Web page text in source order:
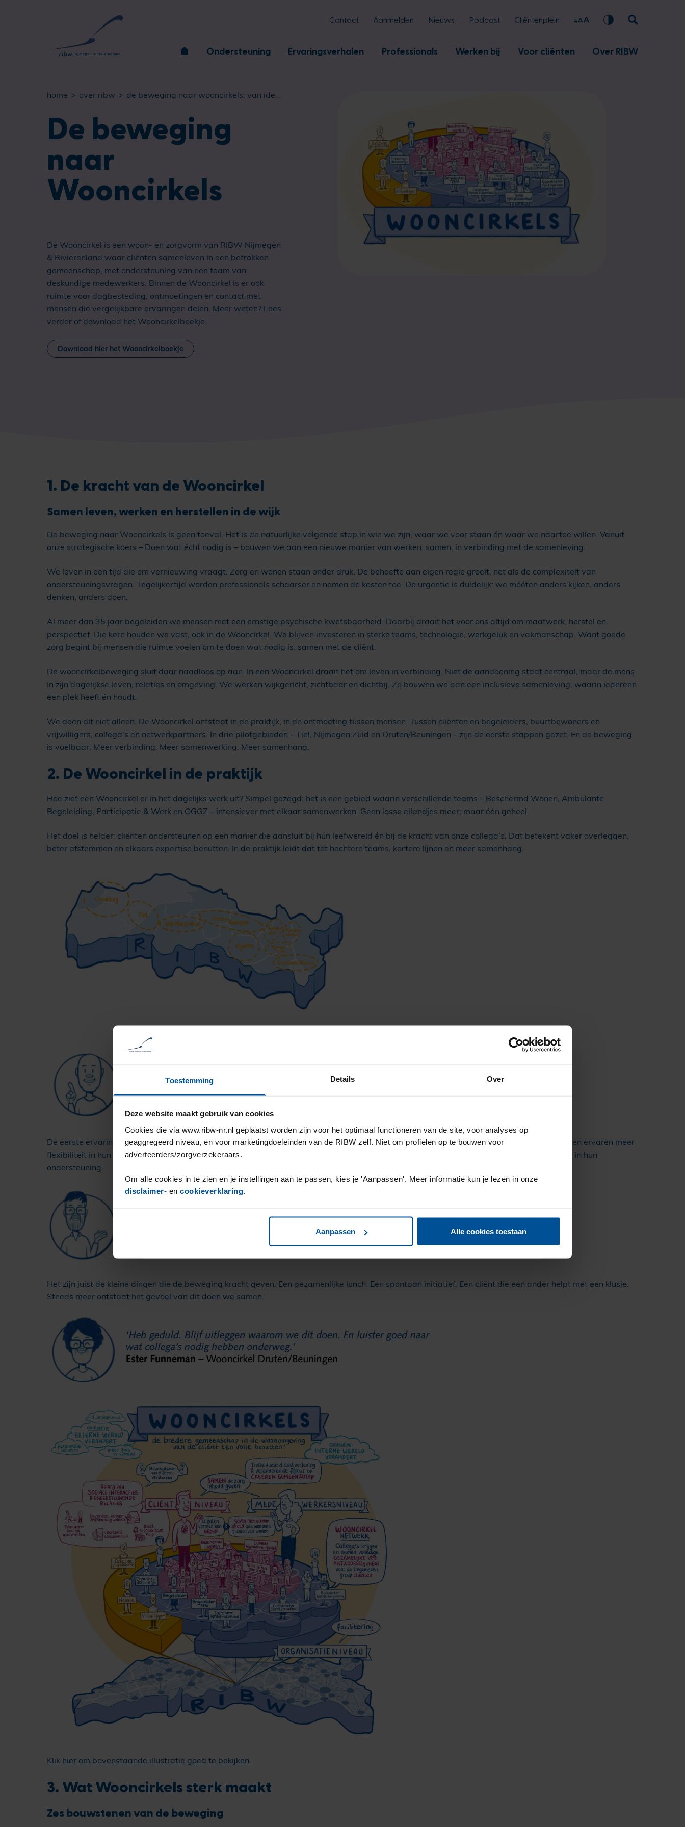
Toestemming Details Over
Deze website maakt gebruik van cookies
Cookies die via www.ribw-nr.nl geplaatst worden zijn voor het optimaal functioneren van de site, voor analyses op
geaggregeerd niveau, en voor marketingdoeleinden van de RIBW zelf. Niet om profielen op te bouwen voor
adverteerders/zorgverzekeraars.
Om alle cookies in te zien en je instellingen aan te passen, kies je 'Aanpassen'. Meer informatie kun je lezen in onze
disclaimer- en cookieverklaring.
Aanpassen Alle cookies toestaan
Contact Aanmelden Nieuws Podcast Cliëntenplein
Ondersteuning Ervaringsverhalen Professionals Werken bij Voor cliënten Over RIBW
home over ribw de beweging naar wooncirkels: van idee naar praktijk
De beweging
naar
Wooncirkels
De Wooncirkel is een woon- en zorgvorm van RIBW Nijmegen
& Rivierenland waar cliënten samenleven in een betrokken
gemeenschap, met ondersteuning van een team van
deskundige medewerkers. Binnen de Wooncirkel is er ook
ruimte voor dagbesteding, ontmoetingen en contact met
mensen die vergelijkbare ervaringen delen. Meer weten? Lees
verder of download het Wooncirkelboekje.
Download hier het Wooncirkelboekje
1. De kracht van de Wooncirkel
Samen leven, werken en herstellen in de wijk
De beweging naar Wooncirkels is geen toeval. Het is de natuurlijke volgende stap in wie we zijn, waar we voor staan én waar we naartoe willen. Vanuit
onze strategische koers – Doen wat écht nodig is – bouwen we aan een nieuwe manier van werken: samen, in verbinding met de samenleving.
We leven in een tijd die om vernieuwing vraagt. Zorg en wonen staan onder druk. De behoefte aan eigen regie groeit, net als de complexiteit van
ondersteuningsvragen. Tegelijkertijd worden professionals schaarser en nemen de kosten toe. De urgentie is duidelijk: we móéten anders kijken, anders
denken, anders doen.
Al meer dan 35 jaar begeleiden we mensen met een ernstige psychische kwetsbaarheid. Daarbij draait het voor ons altijd om maatwerk, herstel en
perspectief. Die kern houden we vast, ook in de Wooncirkel. We blijven investeren in sterke teams, technologie, werkgeluk en vakmanschap. Want goede
zorg begint bij mensen die ruimte voelen om te doen wat nodig is, samen met de cliënt.
De wooncirkelbeweging sluit daar naadloos op aan. In een Wooncirkel draait het om leven in verbinding. Niet de aandoening staat centraal, maar de mens
in zijn dagelijkse leven, relaties en omgeving. We werken wijkgericht, zichtbaar en dichtbij. Zo bouwen we aan een inclusieve samenleving, waarin iedereen
een plek heeft én houdt.
We doen dit niet alleen. De Wooncirkel ontstaat in de praktijk, in de ontmoeting tussen mensen. Tussen cliënten en begeleiders, buurtbewoners en
vrijwilligers, collega’s en netwerkpartners. In drie pilotgebieden – Tiel, Nijmegen Zuid en Druten/Beuningen – zijn de eerste stappen gezet. En de beweging
is voelbaar: Meer verbinding. Meer samenwerking. Meer samenhang.
2. De Wooncirkel in de praktijk
Hoe ziet een Wooncirkel er in het dagelijks werk uit? Simpel gezegd: het is een gebied waarin verschillende teams – Beschermd Wonen, Ambulante
Begeleiding, Participatie & Werk en OGGZ – intensiever met elkaar samenwerken. Geen losse eilandjes meer, maar één geheel.
Het doel is helder: cliënten ondersteunen op een manier die aansluit bij hún leefwereld én bij de kracht van onze collega’s. Dat betekent vaker overleggen,
beter afstemmen en elkaars expertise benutten. In de praktijk leidt dat tot hechtere teams, kortere lijnen en meer samenhang.
De eerste ervaringen met de in 2024 gestarte proefwooncirkels zijn hoopvol. Medewer- kers voelen zich meer verbonden, leren van elkaar en ervaren meer
flexibiliteit in hun werk. Cliënten ervaren voorzichtig meer maatwerk, minder afhankelijkheid van één vaste begeleider en meer samenhang in hun
ondersteuning.
Het zijn juist de kleine dingen die de beweging kracht geven. Een gezamenlijke lunch. Een spontaan initiatief. Een cliënt die een ander helpt met een klusje.
Steeds meer ontstaat het gevoel van dit doen we samen.
Klik hier om bovenstaande illustratie goed te bekijken.
3. Wat Wooncirkels sterk maakt
Zes bouwstenen van de beweging